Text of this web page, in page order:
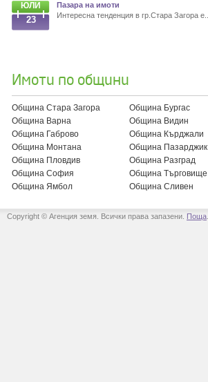
ЮЛИ
23
Пазара на имоти
Интересна тенденция в гр.Стара Загора е...
Имоти по общини
Община Стара Загора Община Бургас
Община Варна
Община Видин
Община Габрово
Община Кърджали
Община Монтана
Община Пазарджик
Община Пловдив
Община Разград
Община София
Община Търговище
Община Ямбол
Община Сливен
Copyright © Агенция земя. Всички права запазени. Поща